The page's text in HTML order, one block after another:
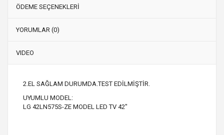
ÖDEME SEÇENEKLERİ
YORUMLAR (0)
VIDEO
2.EL SAĞLAM DURUMDA.TEST EDİLMİŞTİR.
UYUMLU MODEL:
LG 42LN575S-ZE MODEL LED TV 42"